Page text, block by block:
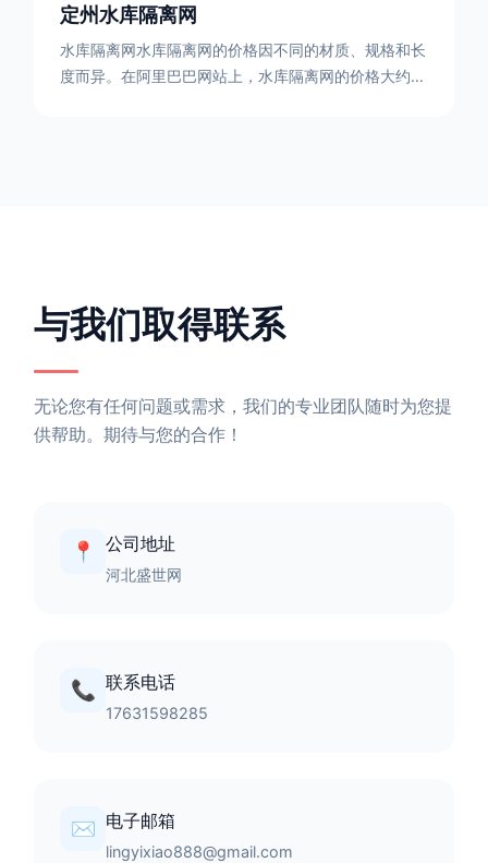
定州水库隔离网
水库隔离网水库隔离网的价格因不同的材质、规格和长
度而异。在阿里巴巴网站上，水库隔离网的价格大约在
与我们取得联系
无论您有任何问题或需求，我们的专业团队随时为您提
供帮助。期待与您的合作！
📍 公司地址
河北盛世网
📞 联系电话
17631598285
✉️ 电子邮箱
lingyixiao888@gmail.com